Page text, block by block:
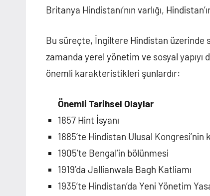
Britanya Hindistanı’nın varlığı,
Bu süreçte, İngiltere Hindistan üzerinde
zamanda yerel yönetim ve sosyal
önemli karakteristikleri şunlardır:
Önemli Tarihsel Olaylar
1857 Hint İsyanı
1885’te Hindistan Ulusal Kongresi’nin
1905’te Bengal’in bölünmesi
1919’da Jallianwala Bagh Katliamı
1935’te Hindistan’da Yeni Yönetim